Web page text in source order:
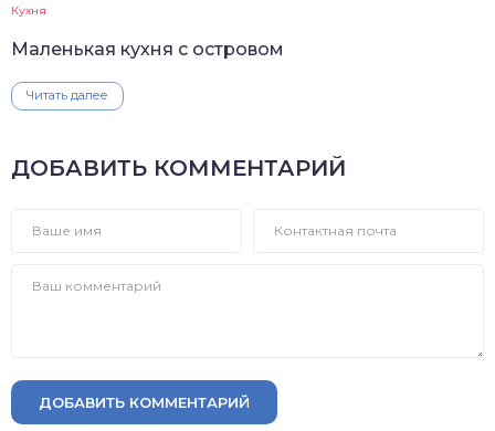
Кухня
Маленькая кухня с островом
Читать далее
ДОБАВИТЬ КОММЕНТАРИЙ
ДОБАВИТЬ КОММЕНТАРИЙ